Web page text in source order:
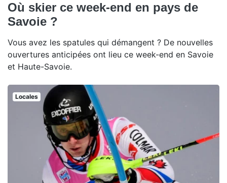
Où skier ce week-end en pays de
Savoie ?
Vous avez les spatules qui démangent ? De nouvelles
ouvertures anticipées ont lieu ce week-end en Savoie
et Haute-Savoie.
Locales